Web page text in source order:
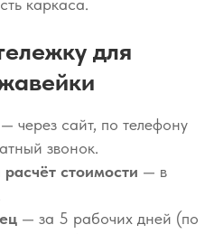
для
— через сайт, по телефону
звонок.
стоимости — в
— за 5 рабочих дней (по